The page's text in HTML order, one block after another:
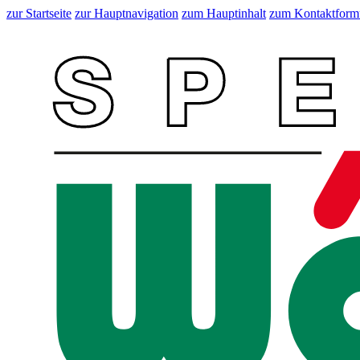
zur Startseite zur Hauptnavigation zum Hauptinhalt zum